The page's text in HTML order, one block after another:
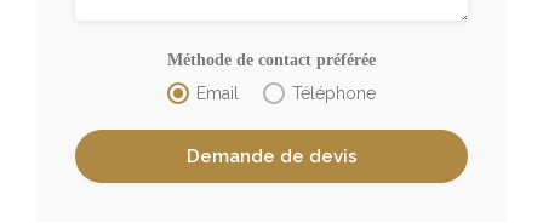
Méthode de contact préférée
Email Téléphone